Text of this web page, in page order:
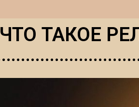
ЧТО ТАКОЕ